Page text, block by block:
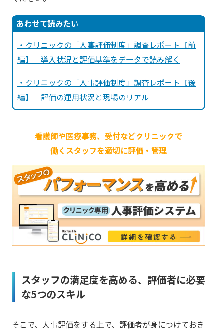
あわせて読みたい
・クリニックの「人事評価制度」調査レポート【前
編】｜導入状況と評価基準をデータで読み解く
・クリニックの「人事評価制度」調査レポート【後
編】｜評価の運用状況と現場のリアル
看護師や医療事務、受付などクリニックで
働くスタッフを適切に評価・管理
スタッフの満足度を高める、評価者に必要
な5つのスキル
そこで、人事評価をする上で、評価者が身につけておき